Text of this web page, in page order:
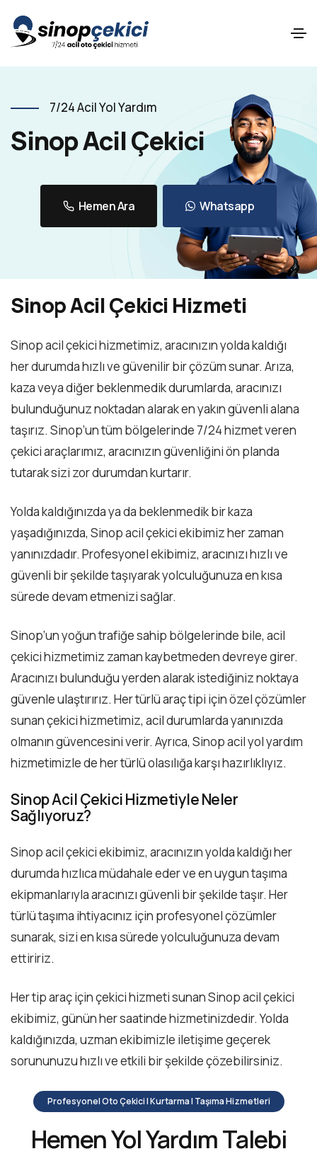
7/24 Acil Yol Yardım
Sinop Acil Çekici
Hemen Ara Whatsapp
Sinop Acil Çekici Hizmeti
Sinop acil çekici hizmetimiz, aracınızın yolda kaldığı
her durumda hızlı ve güvenilir bir çözüm sunar. Arıza,
kaza veya diğer beklenmedik durumlarda, aracınızı
bulunduğunuz noktadan alarak en yakın güvenli alana
taşırız. Sinop’un tüm bölgelerinde 7/24 hizmet veren
çekici araçlarımız, aracınızın güvenliğini ön planda
tutarak sizi zor durumdan kurtarır.
Yolda kaldığınızda ya da beklenmedik bir kaza
yaşadığınızda, Sinop acil çekici ekibimiz her zaman
yanınızdadır. Profesyonel ekibimiz, aracınızı hızlı ve
güvenli bir şekilde taşıyarak yolculuğunuza en kısa
sürede devam etmenizi sağlar.
Sinop’un yoğun trafiğe sahip bölgelerinde bile, acil
çekici hizmetimiz zaman kaybetmeden devreye girer.
Aracınızı bulunduğu yerden alarak istediğiniz noktaya
güvenle ulaştırırız. Her türlü araç tipi için özel çözümler
sunan çekici hizmetimiz, acil durumlarda yanınızda
olmanın güvencesini verir. Ayrıca, Sinop acil yol yardım
hizmetimizle de her türlü olasılığa karşı hazırlıklıyız.
Sinop Acil Çekici Hizmetiyle Neler
Sağlıyoruz?
Sinop acil çekici ekibimiz, aracınızın yolda kaldığı her
durumda hızlıca müdahale eder ve en uygun taşıma
ekipmanlarıyla aracınızı güvenli bir şekilde taşır. Her
türlü taşıma ihtiyacınız için profesyonel çözümler
sunarak, sizi en kısa sürede yolculuğunuza devam
ettiririz.
Her tip araç için çekici hizmeti sunan Sinop acil çekici
ekibimiz, günün her saatinde hizmetinizdedir. Yolda
kaldığınızda, uzman ekibimizle iletişime geçerek
sorununuzu hızlı ve etkili bir şekilde çözebilirsiniz.
Profesyonel Oto Çekici | Kurtarma | Taşıma Hizmetleri
Hemen Yol Yardım Talebi